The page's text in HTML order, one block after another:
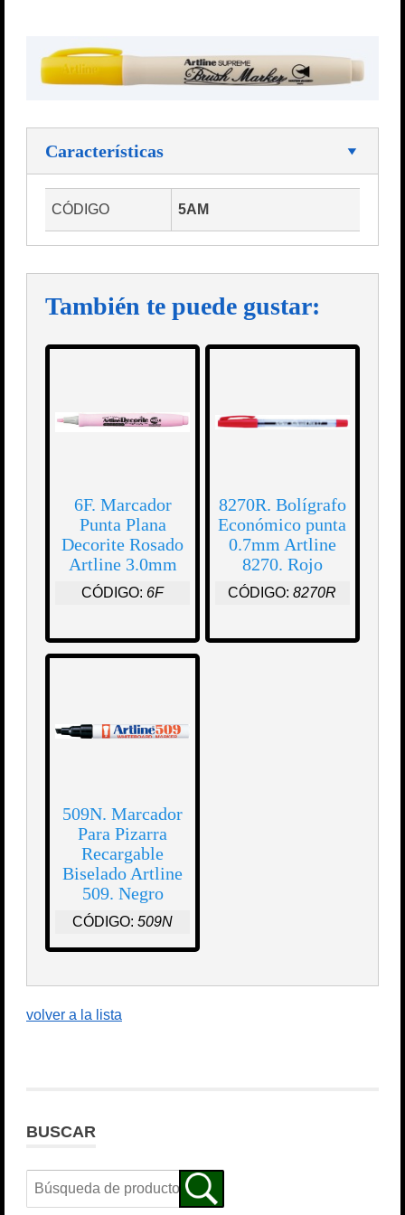
Características
CÓDIGO 5AM
También te puede gustar:
6F. Marcador
Punta Plana
Decorite Rosado
Artline 3.0mm
CÓDIGO: 6F
8270R. Bolígrafo
Económico punta
0.7mm Artline
8270. Rojo
CÓDIGO: 8270R
509N. Marcador
Para Pizarra
Recargable
Biselado Artline
509. Negro
CÓDIGO: 509N
volver a la lista
BUSCAR